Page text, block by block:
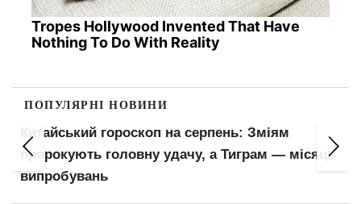
Tropes Hollywood Invented That Have
Nothing To Do With Reality
ПОПУЛЯРНІ НОВИНИ
Пенсіонери відчують прибавку в гаманцях:
ПФУ оновив важливий показник для
розрахунку виплат